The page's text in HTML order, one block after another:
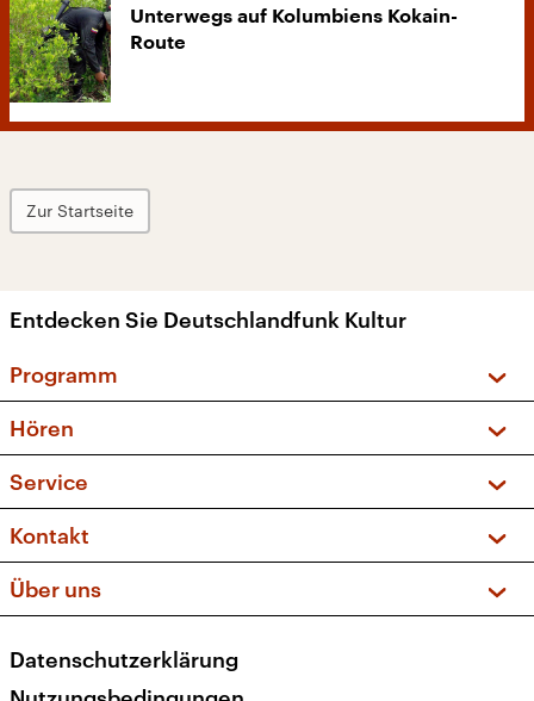
Unterwegs auf Kolumbiens Kokain-
Route
Zur Startseite
Entdecken Sie Deutschlandfunk Kultur
Programm
Sendungen und Podcasts
Musikliste
Kakadu – Das Kinderprogramm
Hören
Frequenzen (UKW + DAB+)
Service
FAQ
Apps
Newsletter
Veranstaltungen
Kontakt
Social Media
Über uns
Presse
Datenschutzerklärung